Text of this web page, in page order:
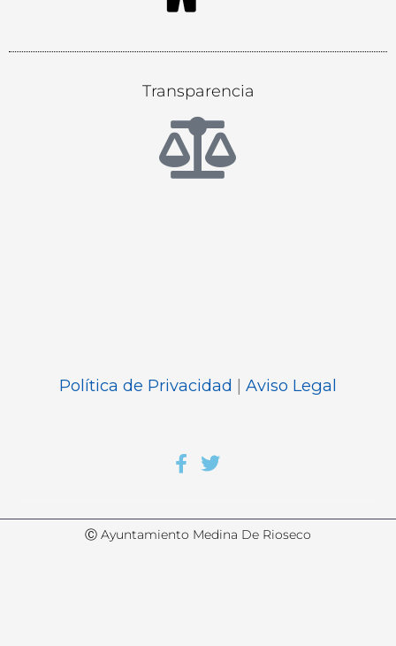
Transparencia
Política de Privacidad | Aviso Legal
Ⓒ Ayuntamiento Medina De Rioseco